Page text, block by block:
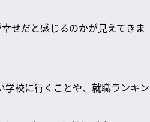
せだと感じるのかが見えてきま
校に行くことや、就職ランキン